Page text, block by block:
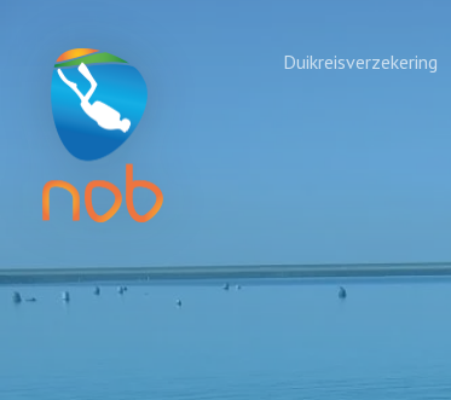
Duikreisverzekering